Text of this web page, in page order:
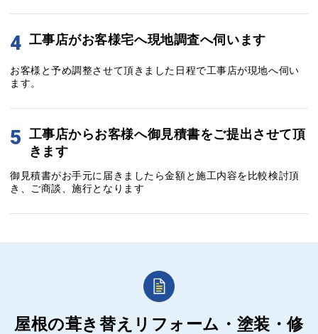
4 工事店がお客様宅へ現地調査へ伺います
お客様と予め調整させて頂きました日程で工事店が現地へ伺い
ます。
5 工事店からお客様へ御見積書をご提出させて頂
きます
御見積書がお手元に届きましたら金額と施工内容を比較検討頂
き、ご商談、施行となります
屋根の葺き替えリフォーム・塗装・修